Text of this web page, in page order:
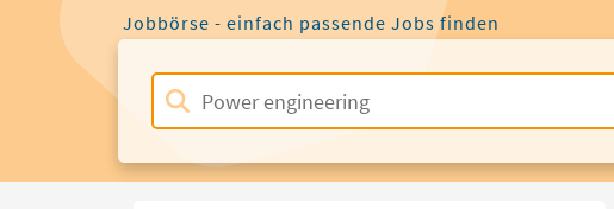
Jobbörse - einfach passende Jobs finden